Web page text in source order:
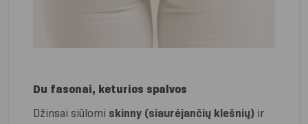
Du fasonai, keturios spalvos
Džinsai siūlomi skinny (siaurėjančių klešnių) ir